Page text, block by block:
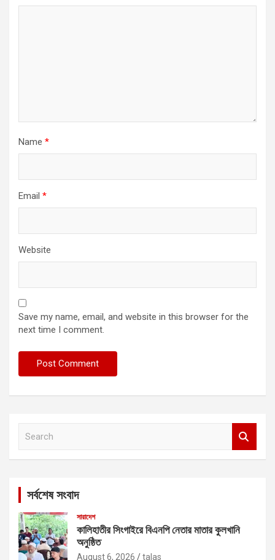
Name *
Email *
Website
Save my name, email, and website in this browser for the
next time I comment.
সর্বশেষ সংবাদ
সারাদেশ
কালিহাতীর সিংগাইরে বিএনপি নেতার মাতার কুলখানি
অনুষ্ঠিত
August 6, 2026 talas